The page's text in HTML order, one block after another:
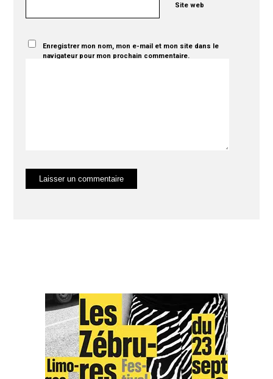
Site web
Enregistrer mon nom, mon e-mail et mon site dans le
navigateur pour mon prochain commentaire.